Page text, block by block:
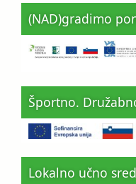
(NAD)gradimo
Športno.
Lokalno učno